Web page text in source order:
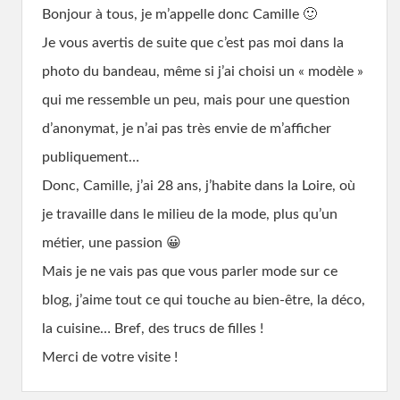
Bonjour à tous, je m’appelle donc Camille 🙂
Je vous avertis de suite que c’est pas moi dans la
photo du bandeau, même si j’ai choisi un « modèle »
qui me ressemble un peu, mais pour une question
d’anonymat, je n’ai pas très envie de m’afficher
publiquement…
Donc, Camille, j’ai 28 ans, j’habite dans la Loire, où
je travaille dans le milieu de la mode, plus qu’un
métier, une passion 😀
Mais je ne vais pas que vous parler mode sur ce
blog, j’aime tout ce qui touche au bien-être, la déco,
la cuisine… Bref, des trucs de filles !
Merci de votre visite !